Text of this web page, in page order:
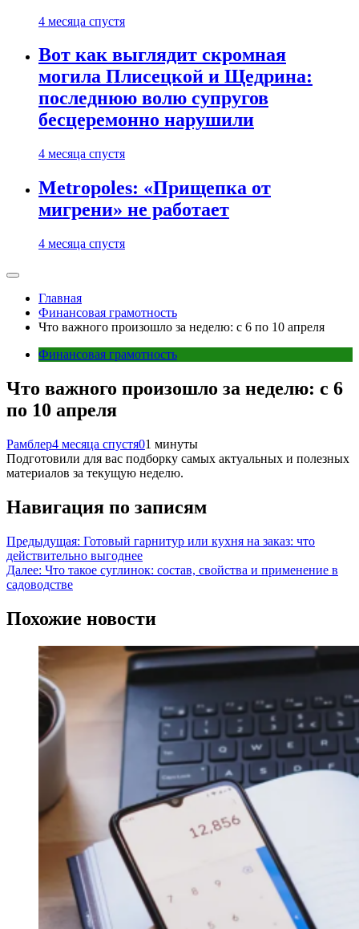
4 месяца спустя
Вот как выглядит скромная
могила Плисецкой и Щедрина:
последнюю волю супругов
бесцеремонно нарушили
4 месяца спустя
Metropoles: «Прищепка от
мигрени» не работает
4 месяца спустя
Главная
Финансовая грамотность
Что важного произошло за неделю: с 6 по 10 апреля
Финансовая грамотность
Что важного произошло за неделю: с 6
по 10 апреля
Рамблер4 месяца спустя01 минуты
Подготовили для вас подборку самых актуальных и полезных
материалов за текущую неделю.
Навигация по записям
Предыдущая: Готовый гарнитур или кухня на заказ: что
действительно выгоднее
Далее: Что такое суглинок: состав, свойства и применение в
садоводстве
Похожие новости